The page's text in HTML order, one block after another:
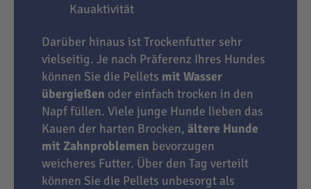
Kauaktivität
Darüber hinaus ist Trockenfutter sehr
vielseitig. Je nach Präferenz Ihres Hundes
können Sie die Pellets mit Wasser
übergießen oder einfach trocken in den
Napf füllen. Viele junge Hunde lieben das
Kauen der harten Brocken, ältere Hunde
mit Zahnproblemen bevorzugen
weicheres Futter. Über den Tag verteilt
können Sie die Pellets unbesorgt als